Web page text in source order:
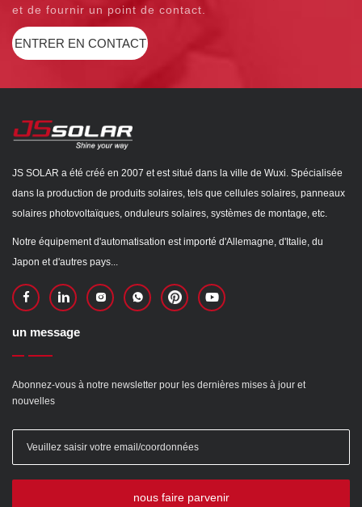
et de fournir un point de contact.
ENTRER EN CONTACT
JS SOLAR a été créé en 2007 et est situé dans la ville de Wuxi. Spécialisée
dans la production de produits solaires, tels que cellules solaires, panneaux
solaires photovoltaïques, onduleurs solaires, systèmes de montage, etc.
Notre équipement d'automatisation est importé d'Allemagne, d'Italie, du
Japon et d'autres pays...
un message
Abonnez-vous à notre newsletter pour les dernières mises à jour et
nouvelles
nous faire parvenir